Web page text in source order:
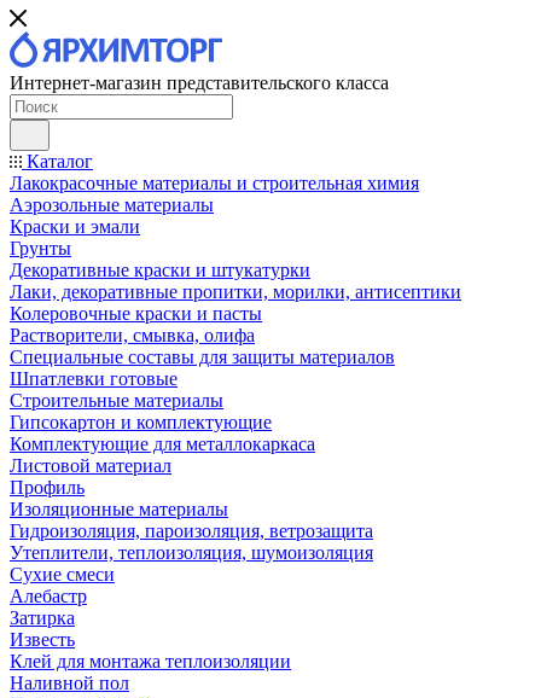
Интернет-магазин представительского класса
Каталог
Лакокрасочные материалы и строительная химия
Аэрозольные материалы
Краски и эмали
Грунты
Декоративные краски и штукатурки
Лаки, декоративные пропитки, морилки, антисептики
Колеровочные краски и пасты
Растворители, смывка, олифа
Специальные составы для защиты материалов
Шпатлевки готовые
Строительные материалы
Гипсокартон и комплектующие
Комплектующие для металлокаркаса
Листовой материал
Профиль
Изоляционные материалы
Гидроизоляция, пароизоляция, ветрозащита
Утеплители, теплоизоляция, шумоизоляция
Сухие смеси
Алебастр
Затирка
Известь
Клей для монтажа теплоизоляции
Наливной пол